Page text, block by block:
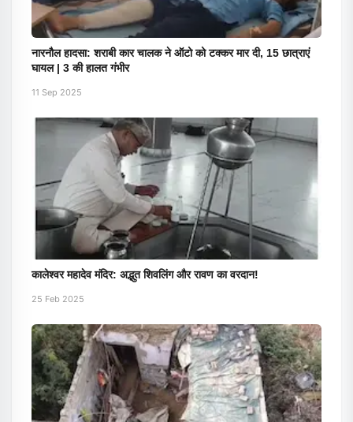
नारनौल हादसा: शराबी कार चालक ने ऑटो को टक्कर मार दी, 15 छात्राएं
घायल | 3 की हालत गंभीर
11 Sep 2025
कालेश्वर महादेव मंदिर: अद्भुत शिवलिंग और रावण का वरदान!
25 Feb 2025